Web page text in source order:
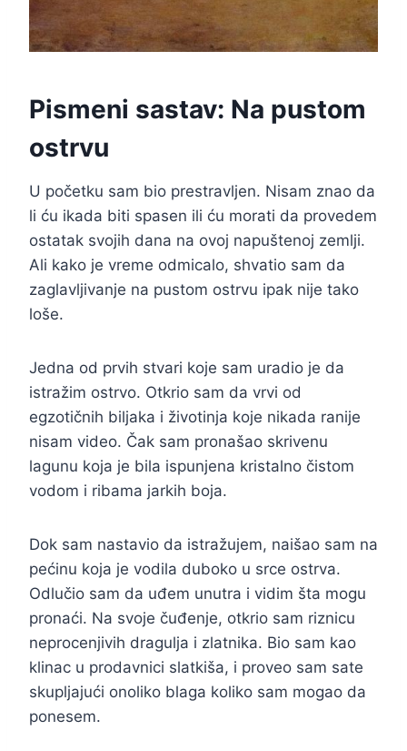
Pismeni sastav: Na pustom
ostrvu
U početku sam bio prestravljen. Nisam znao da
li ću ikada biti spasen ili ću morati da provedem
ostatak svojih dana na ovoj napuštenoj zemlji.
Ali kako je vreme odmicalo, shvatio sam da
zaglavljivanje na pustom ostrvu ipak nije tako
loše.
Jedna od prvih stvari koje sam uradio je da
istražim ostrvo. Otkrio sam da vrvi od
egzotičnih biljaka i životinja koje nikada ranije
nisam video. Čak sam pronašao skrivenu
lagunu koja je bila ispunjena kristalno čistom
vodom i ribama jarkih boja.
Dok sam nastavio da istražujem, naišao sam na
pećinu koja je vodila duboko u srce ostrva.
Odlučio sam da uđem unutra i vidim šta mogu
pronaći. Na svoje čuđenje, otkrio sam riznicu
neprocenjivih dragulja i zlatnika. Bio sam kao
klinac u prodavnici slatkiša, i proveo sam sate
skupljajući onoliko blaga koliko sam mogao da
ponesem.